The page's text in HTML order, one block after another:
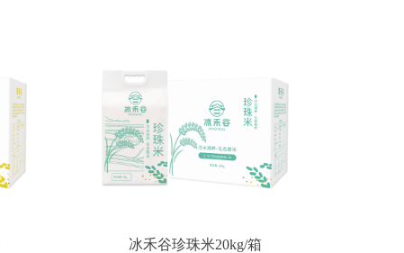
冰禾谷珍珠米20kg/箱